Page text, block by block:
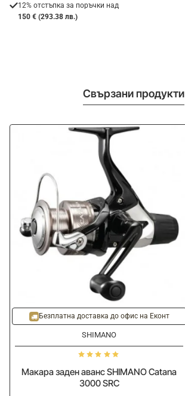
12% отстъпка за поръчки над
150 € (293.38 лв.)
Свързани продукти
-25%
Безплатна доставка до офис на Еконт
SHIMANO
Макара заден аванс SHIMANO Catana
3000 SRC